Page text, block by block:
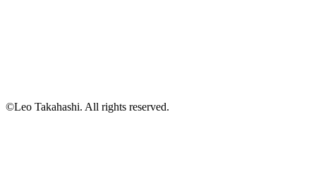
©Leo Takahashi. All rights reserved.